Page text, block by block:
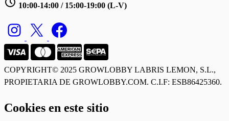
10:00-14:00 / 15:00-19:00 (L-V)
COPYRIGHT© 2025 GROWLOBBY LABRIS LEMON, S.L.,
PROPIETARIA DE GROWLOBBY.COM. C.I.F: ESB86425360.
Cookies en este sitio